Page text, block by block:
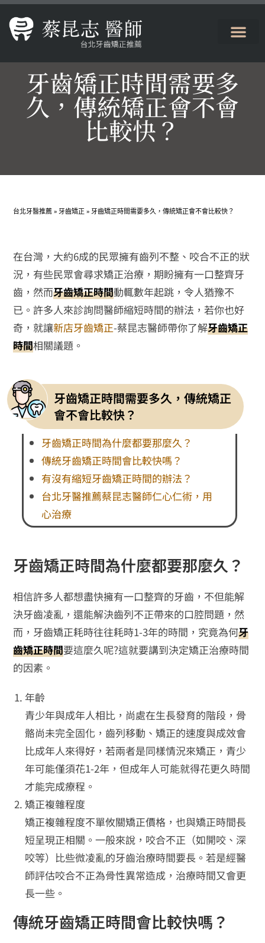
牙齒矯正時間需要多
久，傳統矯正會不會
比較快？
台北牙醫推薦 » 牙齒矯正 » 牙齒矯正時間需要多久，傳統矯正會不會比較快？
在台灣，大約6成的民眾擁有齒列不整、咬合不正的狀
況，有些民眾會尋求矯正治療，期盼擁有一口整齊牙
齒，然而牙齒矯正時間動輒數年起跳，令人猶豫不
已。許多人來診詢問醫師縮短時間的辦法，若你也好
奇，就讓新店牙齒矯正-蔡昆志醫師帶你了解牙齒矯正
時間相關議題。
牙齒矯正時間需要多久，傳統矯正
會不會比較快？
牙齒矯正時間為什麼都要那麼久？
傳統牙齒矯正時間會比較快嗎？
有沒有縮短牙齒矯正時間的辦法？
台北牙醫推薦蔡昆志醫師仁心仁術，用
心治療
牙齒矯正時間為什麼都要那麼久？
相信許多人都想盡快擁有一口整齊的牙齒，不但能解
決牙齒凌亂，還能解決齒列不正帶來的口腔問題，然
而，牙齒矯正耗時往往耗時1-3年的時間，究竟為何牙
齒矯正時間要這麼久呢?這就要講到決定矯正治療時間
的因素。
年齡
青少年與成年人相比，尚處在生長發育的階段，骨
骼尚未完全固化，齒列移動、矯正的速度與成效會
比成年人來得好，若兩者是同樣情況來矯正，青少
年可能僅須花1-2年，但成年人可能就得花更久時間
才能完成療程。
矯正複雜程度
矯正複雜程度不單攸關矯正價格，也與矯正時間長
短呈現正相關。一般來說，咬合不正（如開咬、深
咬等）比些微凌亂的牙齒治療時間要長。若是經醫
師評估咬合不正為骨性異常造成，治療時間又會更
長一些。
傳統牙齒矯正時間會比較快嗎？